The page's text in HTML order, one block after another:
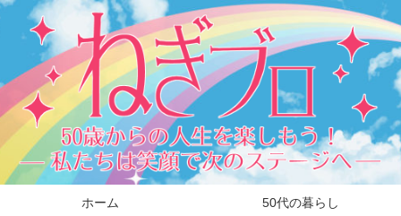
ホーム 50代の暮らし